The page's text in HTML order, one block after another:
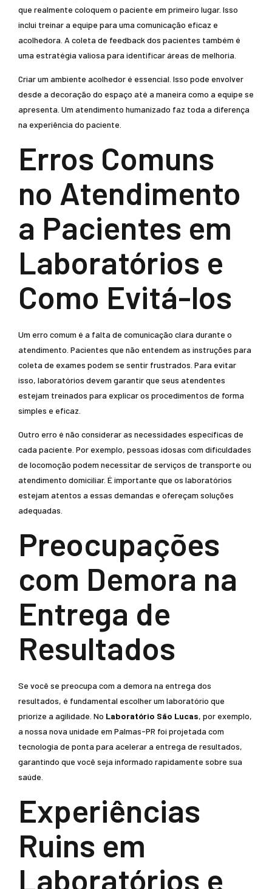
que realmente coloquem o paciente em primeiro lugar. Isso
inclui treinar a equipe para uma comunicação eficaz e
acolhedora. A coleta de feedback dos pacientes também é
uma estratégia valiosa para identificar áreas de melhoria.
Criar um ambiente acolhedor é essencial. Isso pode envolver
desde a decoração do espaço até a maneira como a equipe se
apresenta. Um atendimento humanizado faz toda a diferença
na experiência do paciente.
Erros Comuns
no Atendimento
a Pacientes em
Laboratórios e
Como Evitá-los
Um erro comum é a falta de comunicação clara durante o
atendimento. Pacientes que não entendem as instruções para
coleta de exames podem se sentir frustrados. Para evitar
isso, laboratórios devem garantir que seus atendentes
estejam treinados para explicar os procedimentos de forma
simples e eficaz.
Outro erro é não considerar as necessidades específicas de
cada paciente. Por exemplo, pessoas idosas com dificuldades
de locomoção podem necessitar de serviços de transporte ou
atendimento domiciliar. É importante que os laboratórios
estejam atentos a essas demandas e ofereçam soluções
adequadas.
Preocupações
com Demora na
Entrega de
Resultados
Se você se preocupa com a demora na entrega dos
resultados, é fundamental escolher um laboratório que
priorize a agilidade. No Laboratório São Lucas, por exemplo,
a nossa nova unidade em Palmas-PR foi projetada com
tecnologia de ponta para acelerar a entrega de resultados,
garantindo que você seja informado rapidamente sobre sua
saúde.
Experiências
Ruins em
Laboratórios e